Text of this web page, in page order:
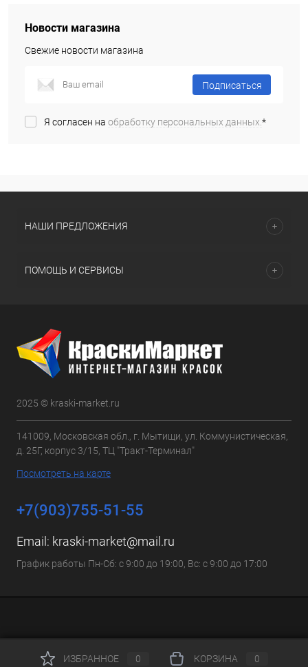
Новости магазина
Свежие новости магазина
Подписаться
Я согласен на обработку персональных данных.*
НАШИ ПРЕДЛОЖЕНИЯ
ПОМОЩЬ И СЕРВИСЫ
2025 © kraski-market.ru
141009, Московская обл., г. Мытищи, ул. Коммунистическая,
д. 25Г, корпус 3/15, ТЦ "Тракт-Терминал"
Посмотреть на карте
+7(903)755-51-55
Email: kraski-market@mail.ru
График работы Пн-Сб: с 9:00 до 19:00, Вс: с 9:00 до 17:00
ИЗБРАННОЕ 0 КОРЗИНА 0